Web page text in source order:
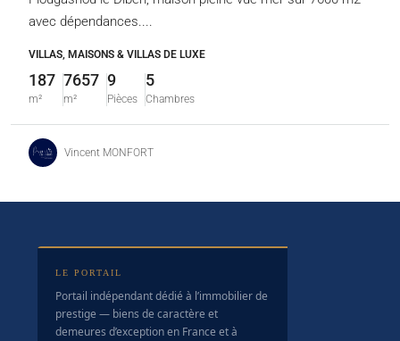
avec dépendances....
VILLAS, MAISONS & VILLAS DE LUXE
187
m²
7657
m²
9
Pièces
5
Chambres
Vincent MONFORT
LE PORTAIL
Portail indépendant dédié à l’immobilier de
prestige — biens de caractère et
demeures d’exception en France et à